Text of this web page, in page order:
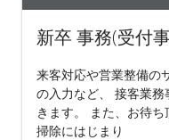
新卒 事務(受付
来客対応や営業整備の
の入力など、 接客業
きます。 また、お待
掃除にはじまり